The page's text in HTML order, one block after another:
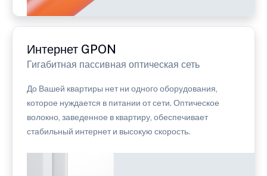
Интернет GPON
Гигабитная пассивная оптическая сеть
До Вашей квартиры нет ни одного оборудования,
которое нуждается в питании от сети. Оптическое
волокно, заведенное в квартиру, обеспечивает
стабильный интернет и высокую скорость.